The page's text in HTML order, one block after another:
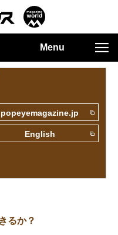
Menu
popeyemagazine.jp
English
るか？